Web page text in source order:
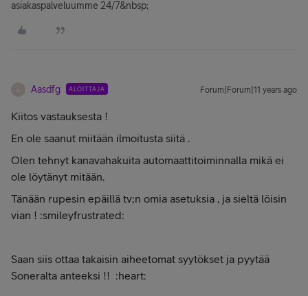
asiakaspalveluumme 24/7&nbsp;
Aasdfg ALOITTAJA Forum|Forum|11 years ago
Kiitos vastauksesta !
En ole saanut miitään ilmoitusta siitä .
Olen tehnyt kanavahakuita automaattitoiminnalla mikä ei
ole löytänyt mitään.
Tänään rupesin epäillä tv;n omia asetuksia , ja sieltä löisin
vian ! :smileyfrustrated:
Saan siis ottaa takaisin aiheetomat syytökset ja pyytää
Soneralta anteeksi !! :heart: